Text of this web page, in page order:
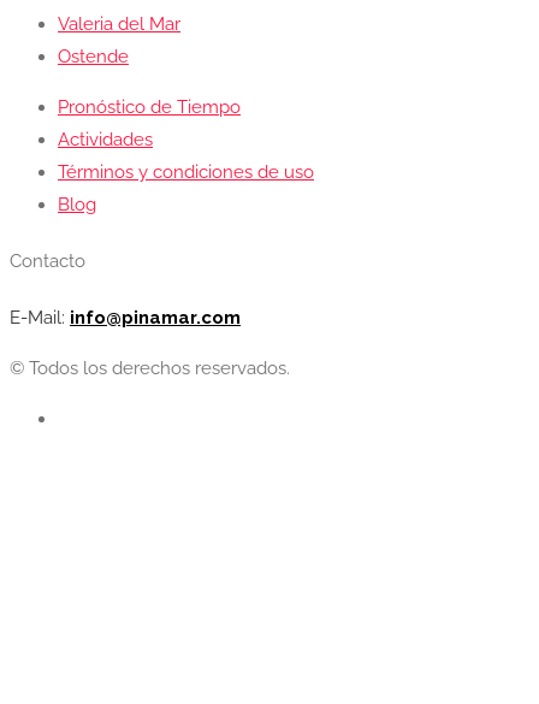
Valeria del Mar
Ostende
Pronóstico de Tiempo
Actividades
Términos y condiciones de uso
Blog
Contacto
E-Mail: info@pinamar.com
© Todos los derechos reservados.